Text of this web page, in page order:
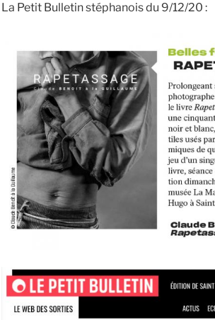
La Petit Bulletin stéphanois du 9/12/20 :